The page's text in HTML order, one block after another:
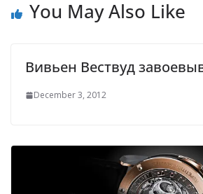
You May Also Like
Вивьен Вествуд
December 3, 2012